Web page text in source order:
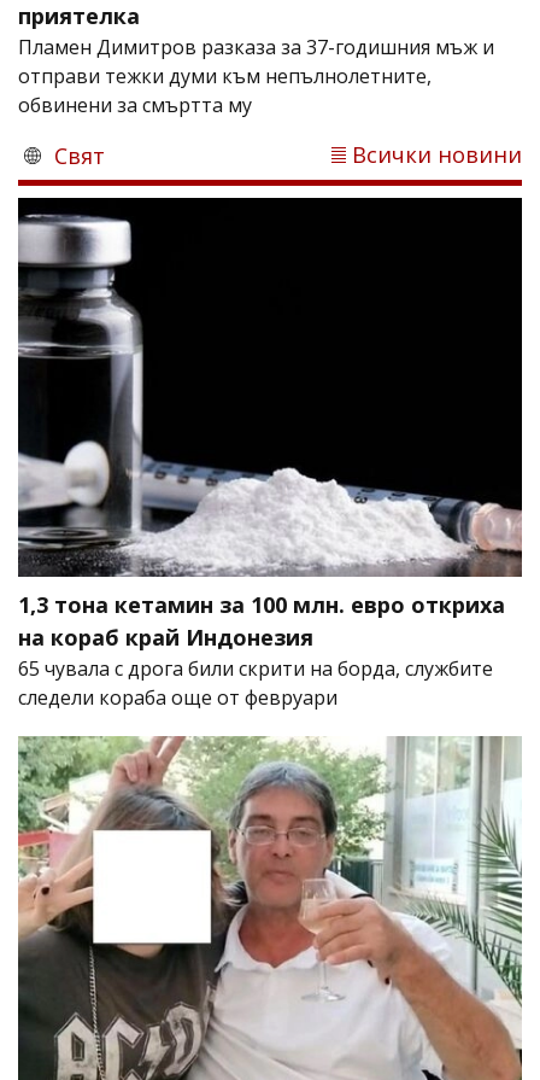
приятелка
Пламен Димитров разказа за 37-годишния мъж и
отправи тежки думи към непълнолетните,
обвинени за смъртта му
Свят Всички новини
1,3 тона кетамин за 100 млн. евро откриха
на кораб край Индонезия
65 чувала с дрога били скрити на борда, службите
следели кораба още от февруари